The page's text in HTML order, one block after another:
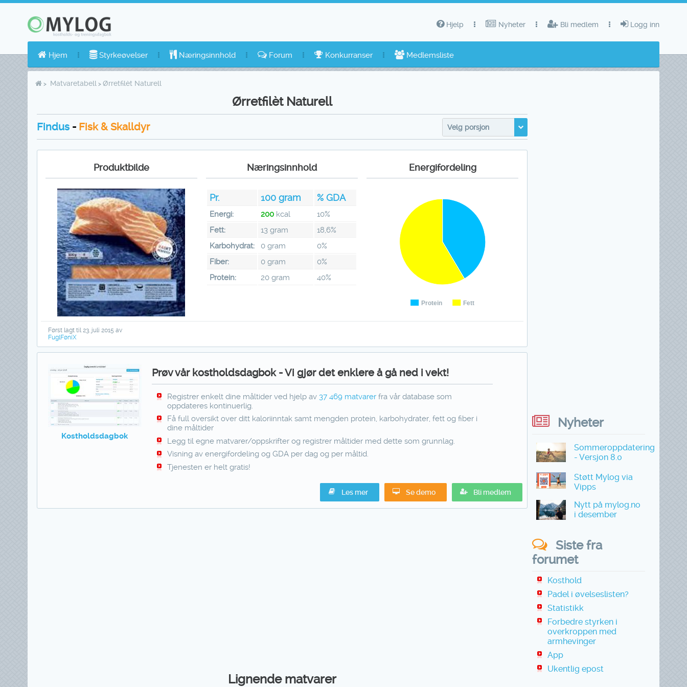
Logg inn
Bli medlem
Nyheter
Hjelp
Hjem Styrkeøvelser Næringsinnhold Forum Konkurranser Medlemsliste
Matvaretabell Ørretfilèt Naturell
Ørretfilèt Naturell
Findus - Fisk & Skalldyr Velg porsjon
Produktbilde Næringsinnhold
Pr. 100 gram % GDA
Energi: 200 kcal
10%
Fett:
13 gram
18,6%
Karbohydrat:
0 gram
0%
Fiber:
0 gram
0%
Protein:
20 gram 40%
Energifordeling
Protein Fett
Først lagt til 23. juli 2015 av
FuglFøniX
Kostholdsdagbok
Prøv vår kostholdsdagbok - Vi gjør det enklere å gå ned i vekt!
Registrer enkelt dine måltider ved hjelp av 37 469 matvarerfra vår database som
oppdateres kontinuerlig.
Få full oversikt over ditt kaloriinntak samt mengden protein, karbohydrater, fett og fiber i
dine måltider
Legg til egne matvarer/oppskrifter og registrer måltider med dette som grunnlag.
Visning av energifordeling og GDA per dag og per måltid.
Tjenesten er helt gratis!
Bli medlem
Se demo
Les mer
Lignende matvarer
Nyheter
Sommeroppdatering
- Versjon 8.0
Støtt Mylog via
Vipps
Nytt på mylog.no
i desember
Siste fra
forumet
Kosthold
Padel i øvelseslisten?
Statistikk
Forbedre styrken i
overkroppen med
armhevinger
App
Ukentlig epost